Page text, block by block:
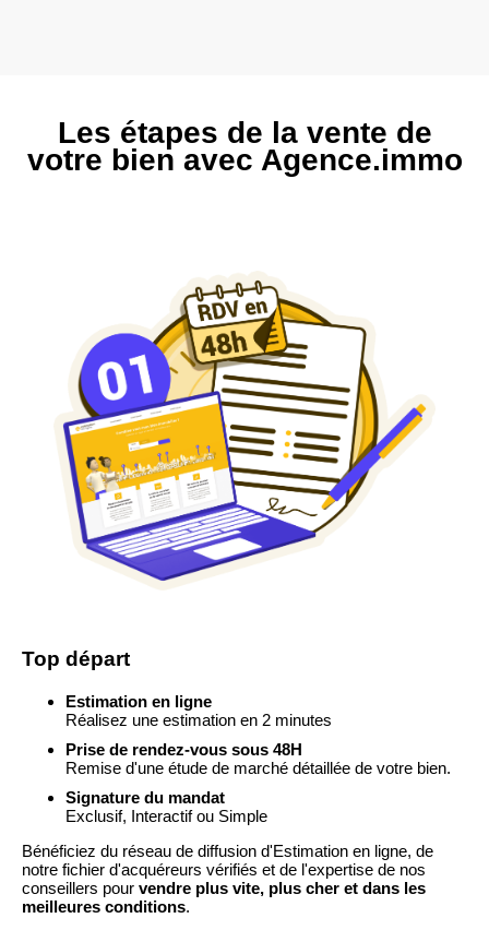
Les étapes de la vente de
votre bien avec Agence.immo
Top départ
Estimation en ligne
Réalisez une estimation en 2 minutes
Prise de rendez-vous sous 48H
Remise d'une étude de marché détaillée de votre bien.
Signature du mandat
Exclusif, Interactif ou Simple
Bénéficiez du réseau de diffusion d'Estimation en ligne, de
notre fichier d'acquéreurs vérifiés et de l'expertise de nos
conseillers pour vendre plus vite, plus cher et dans les
meilleures conditions.